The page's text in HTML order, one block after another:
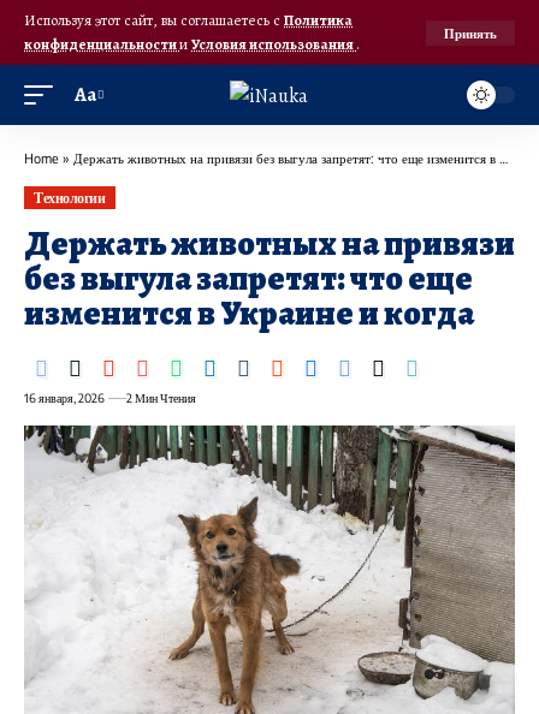
Используя этот сайт, вы соглашаетесь с Политика
конфиденциальностииУсловия использования.
Принять
Аа
Home » Держать животных на привязи без выгула запретят: что еще изменится в Украине и когда
Технологии
Держать животных на привязи
без выгула запретят: что еще
изменится в Украине и когда
16 января, 2026 2 Мин Чтения